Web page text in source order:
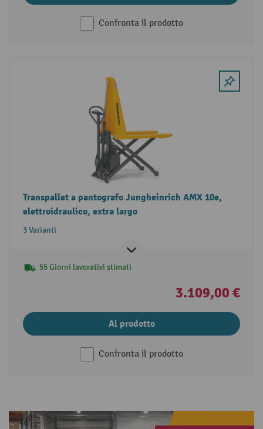
Confronta il prodotto
Transpallet a pantografo Jungheinrich AMX 10e,
elettroidraulico, extra largo
3 Varianti
55 Giorni lavorativi stimati
3.109,00 €
Al prodotto
Confronta il prodotto